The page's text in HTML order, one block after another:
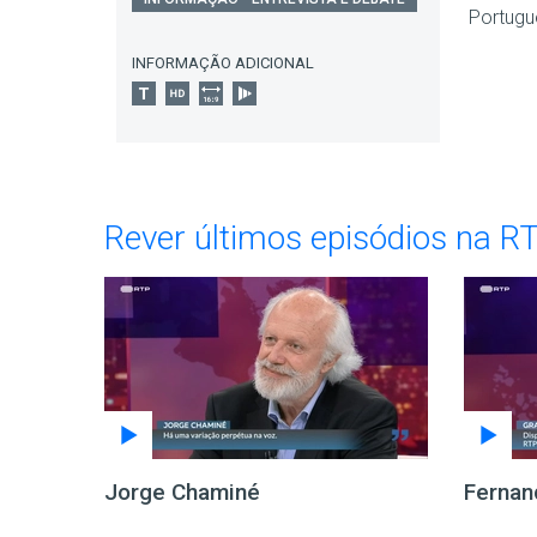
INFORMAÇÃO ADICIONAL
Rever últimos episódios na
Jorge Chaminé